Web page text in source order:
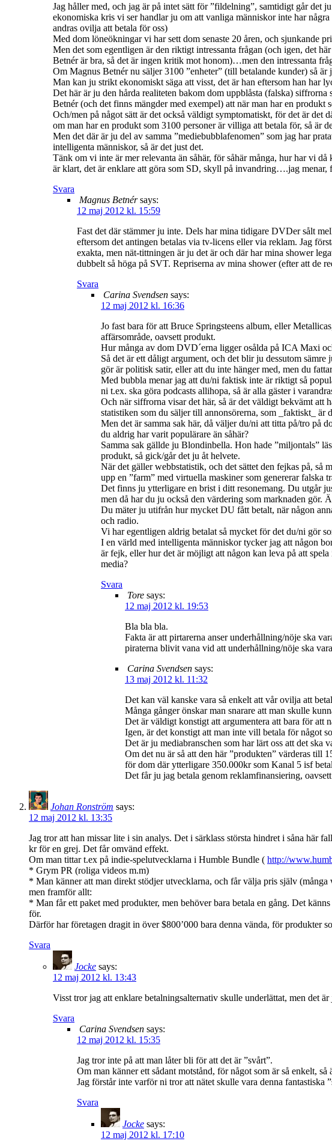
Jag håller med, och jag är på intet sätt för ”fildelning”, samtidigt går det
ekonomiska kris vi ser handlar ju om att vanliga människor inte har
andras ovilja att betala för oss)
Med dom löneökningar vi har sett dom senaste 20 åren, och sjunkande
Men det som egentligen är den riktigt intressanta frågan (och igen, det
Betnér är bra, så det är ingen kritik mot honom)…men den intressanta
Om Magnus Betnér nu säljer 3100 ”enheter” (till betalande kunder) så
Man kan ju strikt ekonomiskt säga att visst, det är han eftersom han har
Det här är ju den hårda realiteten bakom dom uppblåsta (falska)
Betnér (och det finns mängder med exempel) att när man har en produkt
Och/men på något sätt är det också väldigt symptomatiskt, för det är
om man har en produkt som 3100 personer är villiga att betala för, så är
Men det där är ju del av samma ”mediebubblafenomen” som jag har
intelligenta människor, så är det just det.
Tänk om vi inte är mer relevanta än såhär, för såhär många, hur har vi
är klart, det är enklare att göra som SD, skyll på invandring….jag menar,
Svara
Magnus Betnér says:
12 maj 2012 kl. 15:59
Fast det där stämmer ju inte. Dels har mina tidigare DVDer sålt
eftersom det antingen betalas via tv-licens eller via reklam. Jag
exakta, men nät-tittningen är ju det är och där har mina shower
dubbelt så höga på SVT. Repriserna av mina shower (efter att de
Svara
Carina Svendsen says:
12 maj 2012 kl. 16:36
Jo fast bara för att Bruce Springsteens album, eller
affärsområde, oavsett produkt.
Hur många av dom DVD´erna ligger osålda på ICA Maxi
Så det är ett dåligt argument, och det blir ju dessutom
gör är politisk satir, eller att du inte hänger med, men du
Med bubbla menar jag att du/ni faktisk inte är riktigt så
ni t.ex. ska göra podcasts allihopa, så är alla gäster i
Och när siffrorna visar det här, så är det väldigt bekvämt att
statistiken som du säljer till annonsörerna, som _faktiskt_
Men det är samma sak här, då väljer du/ni att titta på/tro på
du aldrig har varit populärare än såhär?
Samma sak gällde ju Blondinbella. Hon hade ”miljontals”
produkt, så gick/går det ju åt helvete.
När det gäller webbstatistik, och det sättet den fejkas på, så
upp en ”farm” med virtuella maskiner som genererar falska
Det finns ju ytterligare en brist i ditt resonemang. Du utgår
men då har du ju också den värdering som marknaden gör.
Du mäter ju utifrån hur mycket DU fått betalt, när någon
och radio.
Vi har egentligen aldrig betalat så mycket för det du/ni gör
I en värld med intelligenta människor tycker jag att någon
är fejk, eller hur det är möjligt att någon kan leva på att
media?
Svara
Tore says:
12 maj 2012 kl. 19:53
Bla bla bla.
Fakta är att pirtarerna anser underhållning/nöje ska
piraterna blivit vana vid att underhållning/nöje ska
Carina Svendsen says:
13 maj 2012 kl. 11:32
Det kan väl kanske vara så enkelt att vår ovilja att
Många gånger önskar man snarare att man skulle
Det är väldigt konstigt att argumentera att bara för att
Igen, är det konstigt att man inte vill betala för något
Det är ju mediabranschen som har lärt oss att det ska
Om det nu är så att den här ”produkten” värderas till
för dom där ytterligare 350.000kr som Kanal 5 isf
Det får ju jag betala genom reklamfinansiering,
Johan Ronström says:
12 maj 2012 kl. 13:35
Jag tror att han missar lite i sin analys. Det i särklass största hindret i såna här
kr för en grej. Det får omvänd effekt.
Om man tittar t.ex på indie-spelutvecklarna i Humble Bundle ( http://
* Grym PR (roliga videos m.m)
* Man känner att man direkt stödjer utvecklarna, och får välja pris själv (många
men framför allt:
* Man får ett paket med produkter, men behöver bara betala en gång. Det
för.
Därför har företagen dragit in över $800’000 bara denna vända, för produkter
Svara
Jocke says:
12 maj 2012 kl. 13:43
Visst tror jag att enklare betalningsalternativ skulle underlättat, men det
Svara
Carina Svendsen says:
12 maj 2012 kl. 15:35
Jag tror inte på att man låter bli för att det är ”svårt”.
Om man känner ett sådant motstånd, för något som är så enkelt,
Jag förstår inte varför ni tror att nätet skulle vara denna fantastiska
Svara
Jocke says:
12 maj 2012 kl. 17:10